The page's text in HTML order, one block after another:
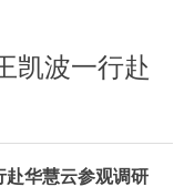
凯波一行赴
赴华慧云参观调研